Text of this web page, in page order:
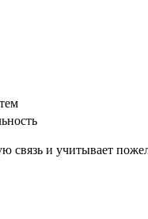
связь и учитывает